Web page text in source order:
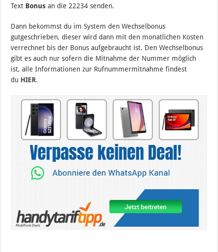
Text Bonus an die 22234 senden.
Dann bekommst du im System den Wechselbonus
gutgeschrieben, dieser wird dann mit den monatlichen Kosten
verrechnet bis der Bonus aufgebraucht ist. Den Wechselbonus
gibt es auch nur sofern die Mitnahme der Nummer möglich
ist, alle Informationen zur Rufnummermitnahme findest
du HIER.